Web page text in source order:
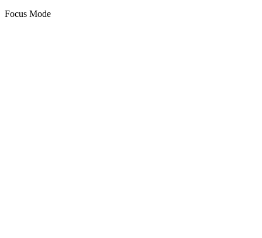
Focus Mode